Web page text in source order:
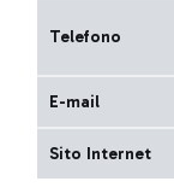
Telefono
E-mail
Sito Internet